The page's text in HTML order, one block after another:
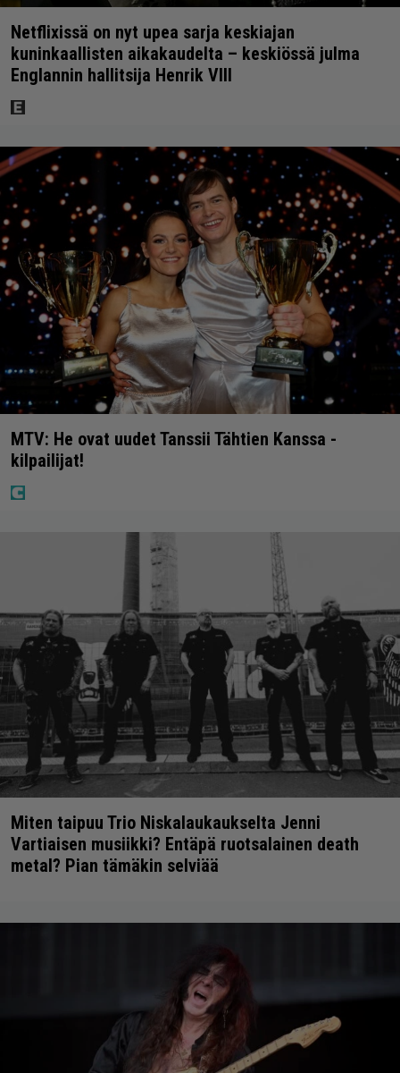
Netflixissä on nyt upea sarja keskiajan
kuninkaallisten aikakaudelta – keskiössä julma
Englannin hallitsija Henrik VIII
MTV: He ovat uudet Tanssii Tähtien Kanssa -
kilpailijat!
Miten taipuu Trio Niskalaukaukselta Jenni
Vartiaisen musiikki? Entäpä ruotsalainen death
metal? Pian tämäkin selviää